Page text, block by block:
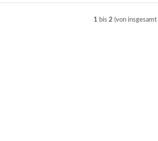
1 bis 2 (von insgesamt